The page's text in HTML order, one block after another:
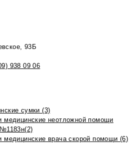
93Б
938 09 06
сумки (3)
медицинские неотложной помощи
медицинские врача скорой помощи (6)